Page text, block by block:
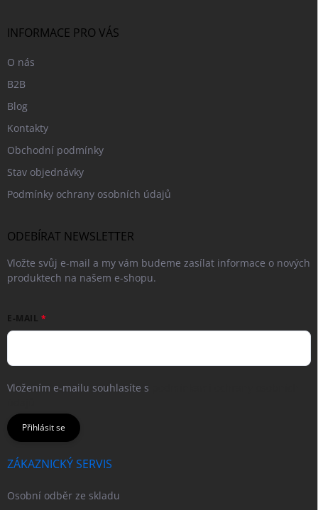
INFORMACE PRO VÁS
O nás
B2B
Blog
Kontakty
Obchodní podmínky
Stav objednávky
Podmínky ochrany osobních údajů
ODEBÍRAT NEWSLETTER
Vložte svůj e-mail a my vám budeme zasílat informace o nových
produktech na našem e-shopu.
E-MAIL
Vložením e-mailu souhlasíte s
Přihlásit se
ZÁKAZNICKÝ SERVIS
Osobní odběr ze skladu